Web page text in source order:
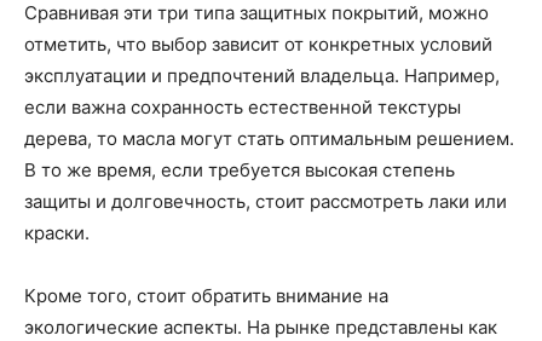
Сравнивая эти три типа защитных покрытий, можно
отметить, что выбор зависит от конкретных условий
эксплуатации и предпочтений владельца. Например,
если важна сохранность естественной текстуры
дерева, то масла могут стать оптимальным решением.
В то же время, если требуется высокая степень
защиты и долговечность, стоит рассмотреть лаки или
краски.
Кроме того, стоит обратить внимание на
экологические аспекты. На рынке представлены как